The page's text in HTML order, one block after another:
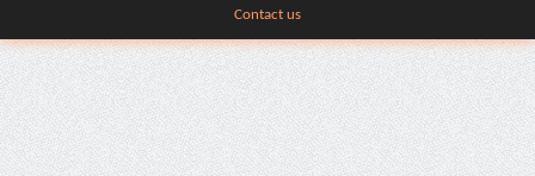
Contact us